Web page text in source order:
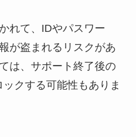
れて、IDやパスワー
が盗まれるリスクがあ
は、サポート終了後の
クする可能性もありま